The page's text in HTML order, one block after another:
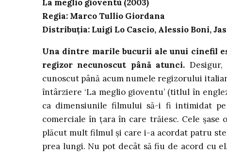
La meglio gioventù (2003)
Regia: Marco Tullio Giordana
Distribuția: Luigi Lo Cascio, Alessio Boni,
Una dintre marile bucurii ale unui cinefil
regizor necunoscut până atunci.
cunoscut până acum numele regizorului
întârziere ‘La meglio gioventu’ (titlul în
ca dimensiunile filmului să-i fi intimidat
comerciale în țara în care trăiesc. Cele
plăcut mult filmul și care i-a acordat patru
prea lungi. Nu pot decât să fiu de acord cu el.